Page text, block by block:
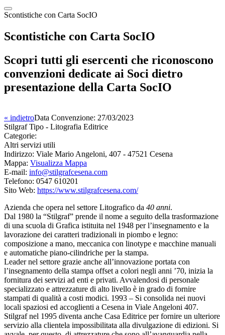
Scontistiche con Carta SocIO
Scontistiche con Carta SocIO
Scopri tutti gli esercenti che riconoscono
convenzioni dedicate ai Soci dietro
presentazione della Carta SocIO
« indietroData Convenzione: 27/03/2023
Stilgraf Tipo - Litografia Editrice
Categorie:
Altri servizi utili
Indirizzo: Viale Mario Angeloni, 407 - 47521 Cesena
Mappa: Visualizza Mappa
E-mail: info@stilgrafcesena.com
Telefono: 0547 610201
Sito Web: https://www.stilgrafcesena.com/
Azienda che opera nel settore Litografico da 40 anni.
Dal 1980 la “Stilgraf” prende il nome a seguito della trasformazione
di una scuola di Grafica istituita nel 1948 per l’insegnamento e la
lavorazione dei caratteri tradizionali in piombo e legno:
composizione a mano, meccanica con linotype e macchine manuali
e automatiche piano-cilindriche per la stampa.
Leader nel settore grazie anche all’innovazione portata con
l’insegnamento della stampa offset a colori negli anni ’70, inizia la
fornitura dei servizi ad enti e privati. Avvalendosi di personale
specializzato e attrezzature di alto livello è in grado di fornire
stampati di qualità a costi modici. 1993 – Si consolida nei nuovi
locali spaziosi ed accoglienti a Cesena in Viale Angeloni 407.
Stilgraf nel 1995 diventa anche Casa Editrice per fornire un ulteriore
servizio alla clientela impossibilitata alla divulgazione di edizioni. Si